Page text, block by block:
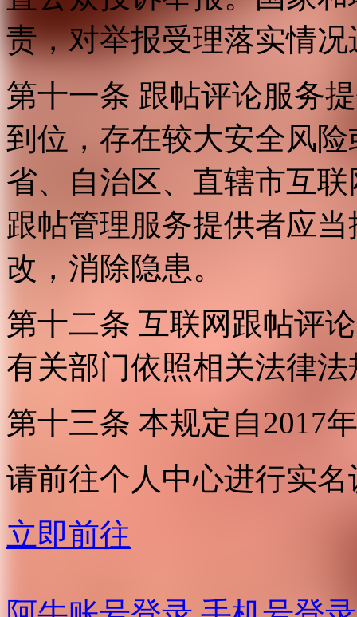
责，对举报受理落实情
第十一条 跟帖评论服务
到位，存在较大安全风
省、自治区、直辖市互
跟帖管理服务提供者应
改，消除隐患。
第十二条 互联网跟帖评
有关部门依照相关法律
第十三条 本规定自2017
请前往个人中心进行实名
立即前往